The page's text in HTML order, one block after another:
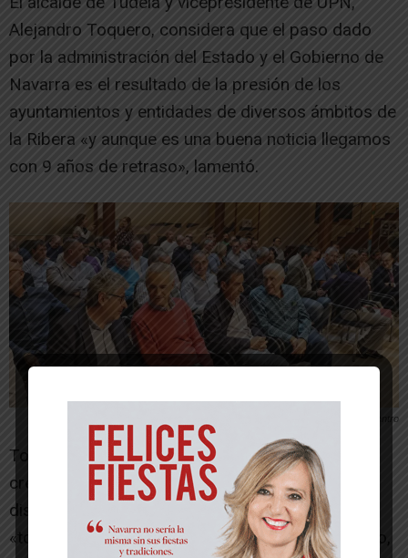
Alejandro Toquero, considera que el paso dado
por la administración del Estado y el Gobierno de
Navarra es el resultado de la presión de los
ayuntamientos y entidades de diversos ámbitos de
la Ribera «y aunque es una buena noticia llegamos
con 9 años de retraso», lamentó.
Asistentes al encuentro
Toquero recordó que el proyecto del Canal «fue
creado e iniciado por UPN» y expresó la
disposición que hay en la merindad para apoyar
«todo lo que sea bueno para Tudela y, sobre todo,